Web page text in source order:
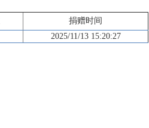
捐赠时间
2025/11/13 15:20:27